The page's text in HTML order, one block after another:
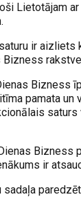
Lietotājam
ir aizliets
Bizness
pamata
Bizness
ir
sadaļa